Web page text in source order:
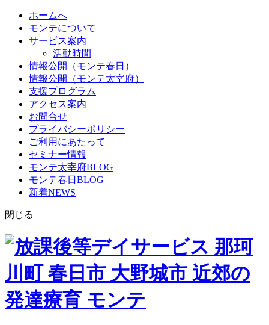
ホームへ
モンテについて
サービス案内
活動時間
情報公開（モンテ春日）
情報公開（モンテ太宰府）
支援プログラム
アクセス案内
お問合せ
プライバシーポリシー
ご利用にあたって
セミナー情報
モンテ太宰府BLOG
モンテ春日BLOG
新着NEWS
閉じる